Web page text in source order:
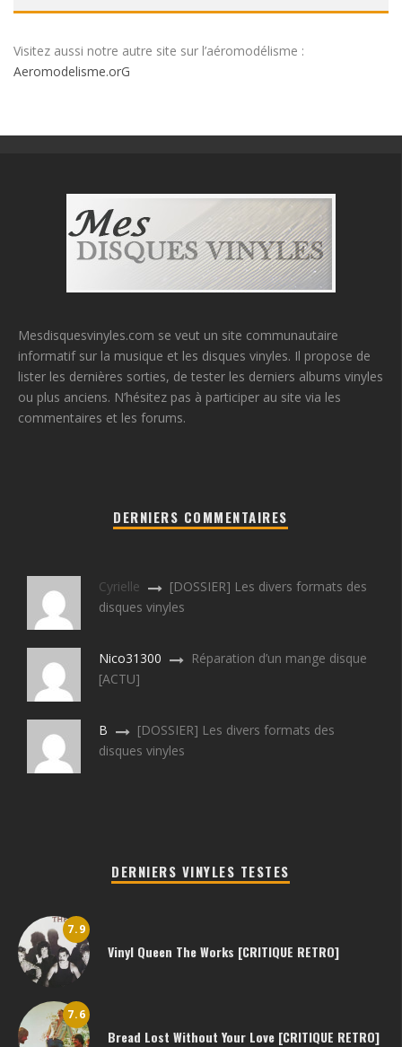
Visitez aussi notre autre site sur l’aéromodélisme :
Aeromodelisme.orG
Mesdisquesvinyles.com se veut un site communautaire
informatif sur la musique et les disques vinyles. Il propose de
lister les dernières sorties, de tester les derniers albums vinyles
ou plus anciens. N’hésitez pas à participer au site via les
commentaires et les forums.
DERNIERS COMMENTAIRES
Cyrielle
[DOSSIER] Les divers formats des
disques vinyles
Nico31300
Réparation d’un mange disque
[ACTU]
B
[DOSSIER] Les divers formats des
disques vinyles
DERNIERS VINYLES TESTES
7.9
Vinyl Queen The Works [CRITIQUE RETRO]
7.6
Bread Lost Without Your Love [CRITIQUE RETRO]